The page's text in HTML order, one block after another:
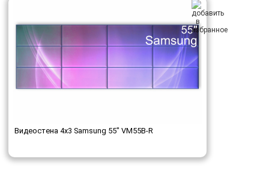
Видеостена 4x3 Samsung 55" VM55B-R